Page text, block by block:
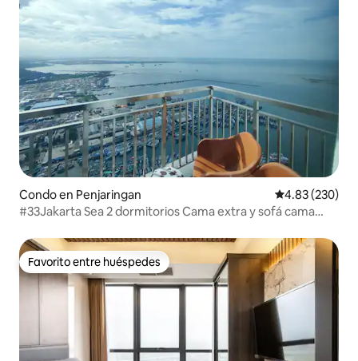
Condo en Penjaringan Calificación
4.83 (230)
#33Jakarta Sea 2 dormitorios Cama extra y sofá cama
Favorito entre huéspedes
Favorito entre huéspedes